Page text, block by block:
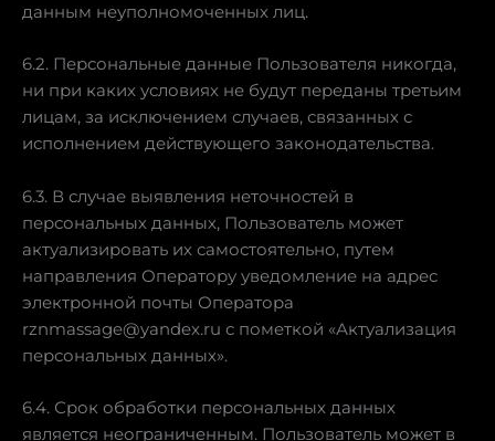
данным неуполномоченных лиц.
6.2. Персональные данные Пользователя никогда,
ни при каких условиях не будут переданы третьим
лицам, за исключением случаев, связанных с
исполнением действующего законодательства.
6.3. В случае выявления неточностей в
персональных данных, Пользователь может
актуализировать их самостоятельно, путем
направления Оператору уведомление на адрес
электронной почты Оператора
rznmassage@yandex.ru с пометкой «Актуализация
персональных данных».
6.4. Срок обработки персональных данных
является неограниченным. Пользователь может в